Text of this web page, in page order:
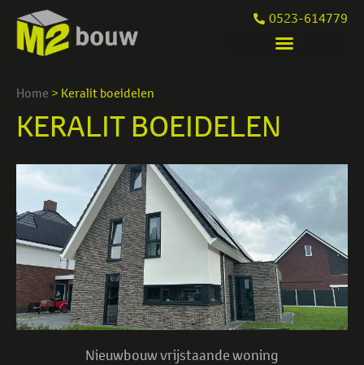
0523-614779
Home > Keralit boeidelen
KERALIT BOEIDELEN
Nieuwbouw vrijstaande woning